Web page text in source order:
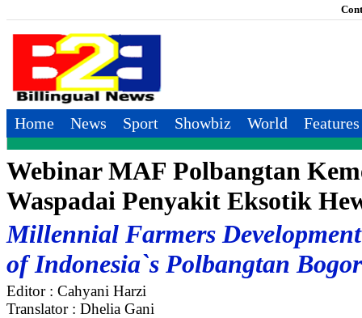
Home News Sport Showbiz World Features
Webinar MAF Polbangtan
Waspadai Penyakit Eksotik
Millennial Farmers
of Indonesia`s Polbangtan Bogor
Editor : Cahyani Harzi
Translator : Dhelia Gani